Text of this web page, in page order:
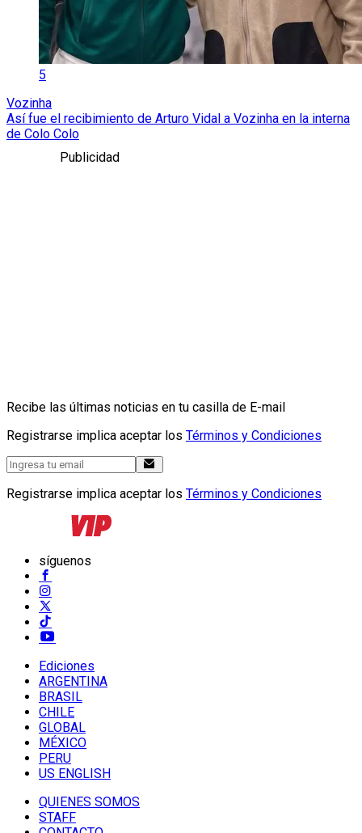
5
Vozinha
Así fue el recibimiento de Arturo Vidal a Vozinha en la interna
de Colo Colo
Publicidad
Recibe las últimas noticias en tu casilla de E-mail
Registrarse implica aceptar los Términos y Condiciones
Registrarse implica aceptar los Términos y Condiciones
síguenos
Ediciones
ARGENTINA
BRASIL
CHILE
GLOBAL
MÉXICO
PERU
US ENGLISH
QUIENES SOMOS
STAFF